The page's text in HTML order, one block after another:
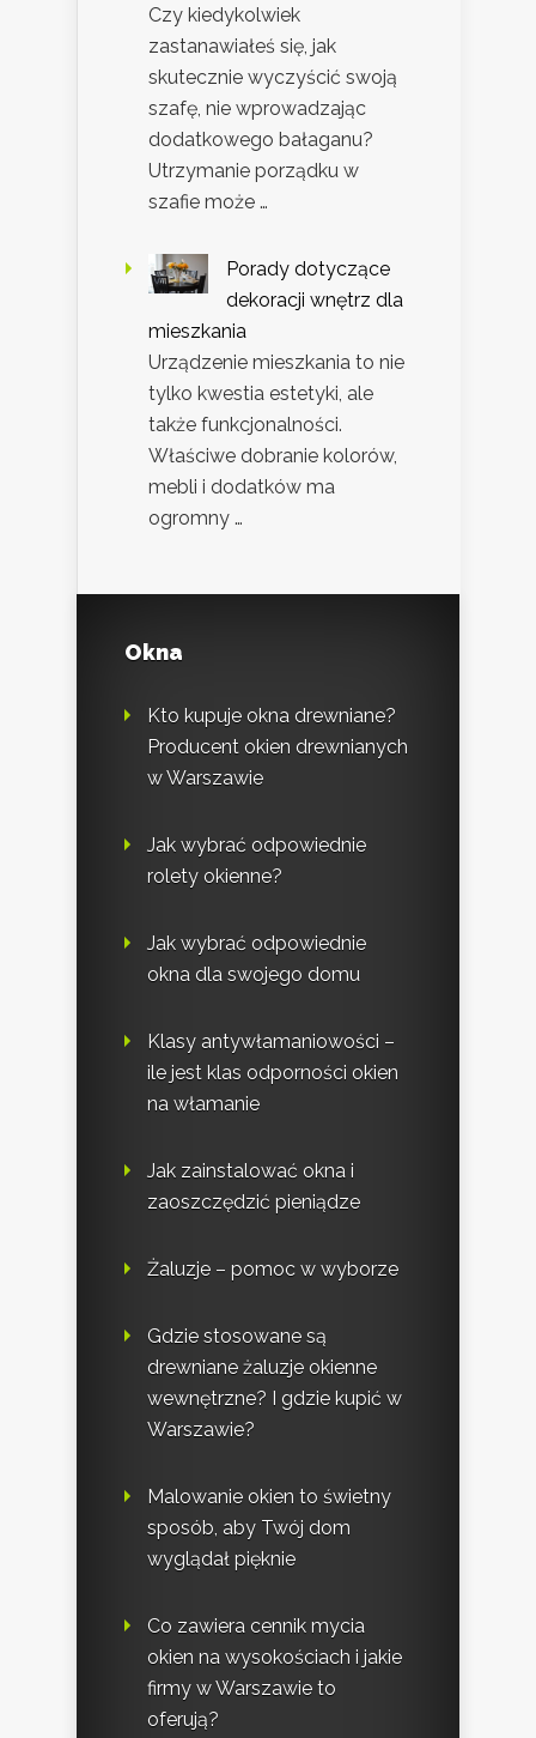
Czy kiedykolwiek
zastanawiałeś się, jak
skutecznie wyczyścić swoją
szafę, nie wprowadzając
dodatkowego bałaganu?
Utrzymanie porządku w
szafie może …
Porady dotyczące
dekoracji wnętrz dla
mieszkania
Urządzenie mieszkania to nie
tylko kwestia estetyki, ale
także funkcjonalności.
Właściwe dobranie kolorów,
mebli i dodatków ma
ogromny …
Okna
Kto kupuje okna drewniane?
Producent okien drewnianych
w Warszawie
Jak wybrać odpowiednie
rolety okienne?
Jak wybrać odpowiednie
okna dla swojego domu
Klasy antywłamaniowości –
ile jest klas odporności okien
na włamanie
Jak zainstalować okna i
zaoszczędzić pieniądze
Żaluzje – pomoc w wyborze
Gdzie stosowane są
drewniane żaluzje okienne
wewnętrzne? I gdzie kupić w
Warszawie?
Malowanie okien to świetny
sposób, aby Twój dom
wyglądał pięknie
Co zawiera cennik mycia
okien na wysokościach i jakie
firmy w Warszawie to
oferują?